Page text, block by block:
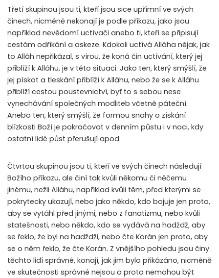
Třetí skupinou jsou ti, kteří jsou sice upřímní ve svých
činech, nicméně nekonají je podle příkazu, jako jsou
například nevědomí uctívači anebo ti, kteří se připisují
cestám odříkání a askeze. Kdokoli uctívá Alláha nějak, jak
to Alláh nepřikázal, s vírou, že koná čin uctívání, který jej
přiblíží k Alláhu, je v této situaci. Jako ten, který smýšlí, že
jej pískot a tleskání přiblíží k Alláhu, nebo že se k Alláhu
přiblíží cestou poustevnictví, byť to s sebou nese
vynechávání společných modliteb včetně páteční.
Anebo ten, který smýšlí, že formou snahy o získání
blízkosti Boží je pokračovat v denním půstu i v noci, kdy
ostatní lidé půst přerušují apod.
Čtvrtou skupinou jsou ti, kteří ve svých činech následují
Božího příkazu, ale činí tak kvůli někomu či něčemu
jinému, nežli Alláhu, například kvůli těm, před kterými se
pokrytecky ukazují, nebo jako někdo, kdo bojuje jen proto,
aby se vytáhl před jinými, nebo z fanatizmu, nebo kvůli
statešnosti, nebo někdo, kdo se vydává na hadždž, aby
se řeklo, že byl na hadždži, nebo čte Korán jen proto, aby
se o něm řeklo, že čte Korán. Z vnějšího pohledu jsou činy
těchto lidí správné, konají, jak jim bylo přikázáno, nicméně
ve skutečnosti správné nejsou a proto nemohou být